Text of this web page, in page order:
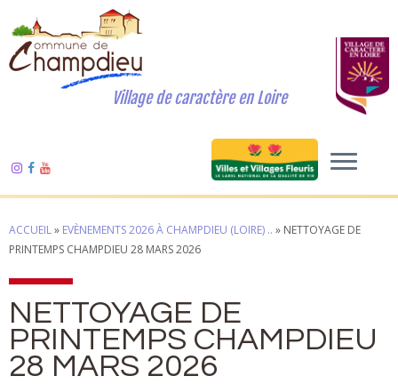
Village de caractère en Loire
ACCUEIL» EVÈNEMENTS 2026 À CHAMPDIEU (LOIRE) .. » NETTOYAGE DE
PRINTEMPS CHAMPDIEU 28 MARS 2026
NETTOYAGE DE
PRINTEMPS CHAMPDIEU
28 MARS 2026